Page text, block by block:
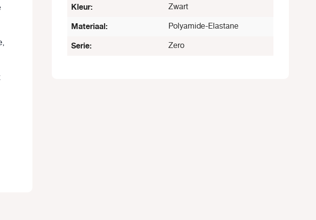
Kleur: Zwart
Materiaal: Polyamide-Elastane
Serie: Zero